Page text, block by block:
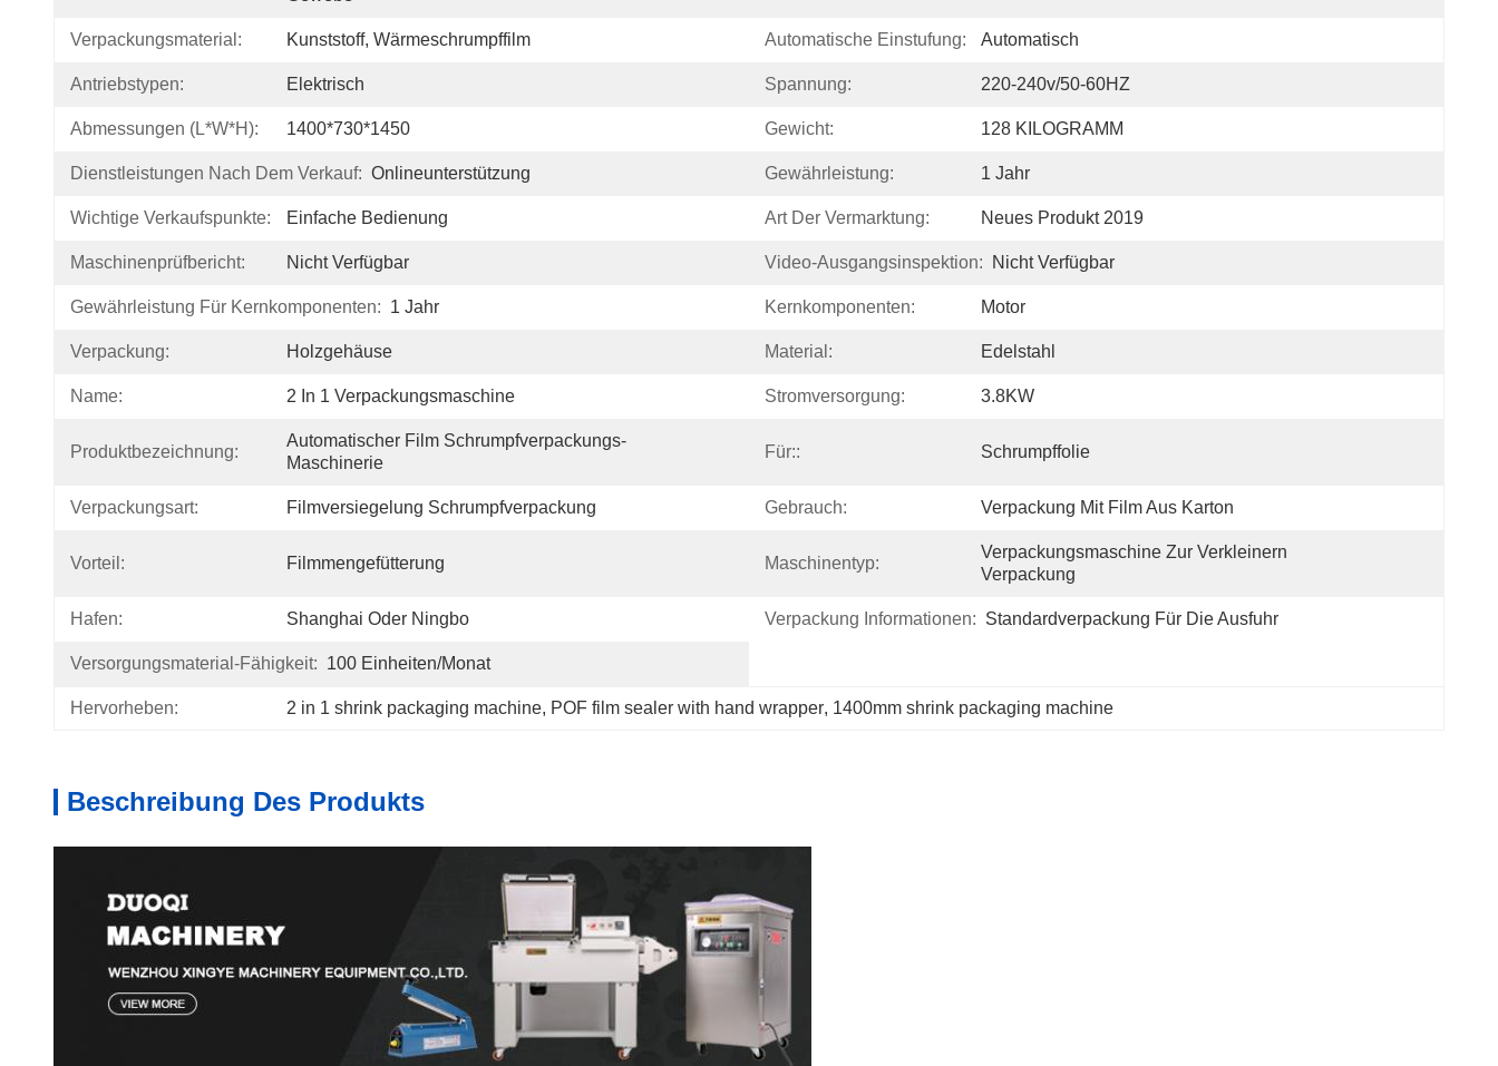
Verpackungsmaterial: Kunststoff, Wärmeschrumpffilm Automatische Einstufung: Automatisch
Antriebstypen: Elektrisch Spannung: 220-240v/50-60HZ
Abmessungen (L*W*H): 1400*730*1450 Gewicht: 128 KILOGRAMM
Dienstleistungen Nach Dem Verkauf: Onlineunterstützung Gewährleistung: 1 Jahr
Wichtige Verkaufspunkte: Einfache Bedienung Art Der Vermarktung: Neues Produkt 2019
Maschinenprüfbericht: Nicht Verfügbar Video-Ausgangsinspektion: Nicht Verfügbar
Gewährleistung Für Kernkomponenten: 1 Jahr Kernkomponenten: Motor
Verpackung: Holzgehäuse Material: Edelstahl
Name: 2 In 1 Verpackungsmaschine Stromversorgung: 3.8KW
Produktbezeichnung:
Automatischer Film Schrumpfverpackungs-
Maschinerie
Für:: Schrumpffolie
Verpackungsart: Filmversiegelung Schrumpfverpackung Gebrauch: Verpackung Mit Film Aus Karton
Vorteil: Filmmengefütterung Maschinentyp:
Verpackungsmaschine Zur Verkleinern
Verpackung
Hafen: Shanghai Oder Ningbo Verpackung Informationen: Standardverpackung Für Die Ausfuhr
Versorgungsmaterial-Fähigkeit: 100 Einheiten/Monat
Hervorheben: 2 in 1 shrink packaging machine, POF film sealer with hand wrapper, 1400mm shrink packaging machine
Beschreibung Des Produkts